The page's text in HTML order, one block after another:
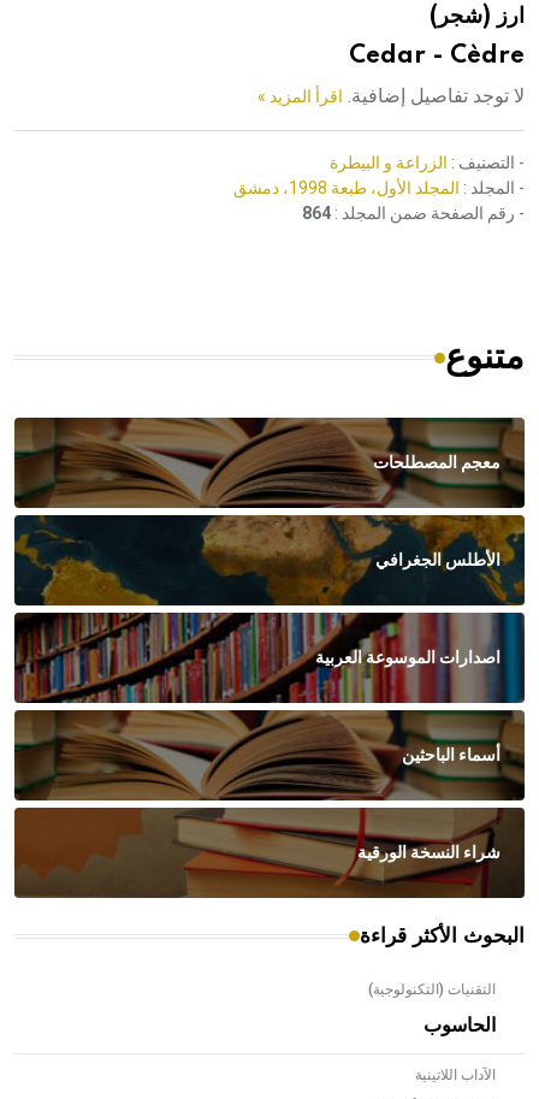
هيئة الموسوعة العربية تطلق موسوعات جديدة في عام 2026ارز (شجر)
Cedar - Cèdre
لا توجد تفاصيل إضافية. اقرأ المزيد »
- التصنيف : الزراعة و البيطرة
- المجلد : المجلد الأول، طبعة 1998، دمشق
- رقم الصفحة ضمن المجلد : 864
متنوع
معجم المصطلحات
الأطلس الجغرافي
اصدارات الموسوعة العربية
أسماء الباحثين
شراء النسخة الورقية
البحوث الأكثر قراءة
التقنيات (التكنولوجية)
الحاسوب
الآداب اللاتينية